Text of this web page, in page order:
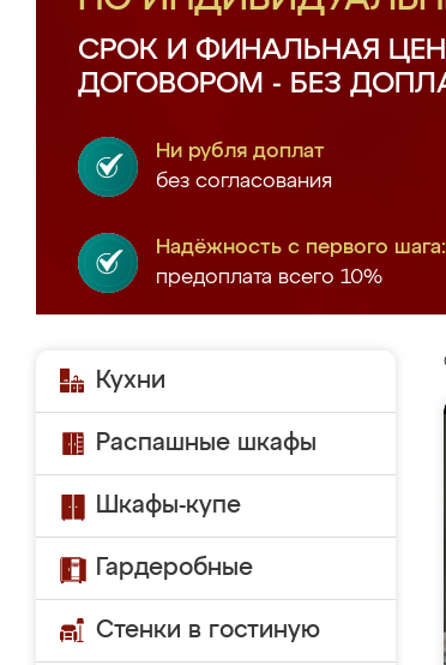
СРОК И ФИНАЛЬНАЯ
ДОГОВОРОМ - БЕЗ
Ни рубля доплат
без согласования
Надёжность с первого шага:
предоплата всего 10%
Кухни
Распашные шкафы
Шкафы-купе
Гардеробные
Стенки в гостиную